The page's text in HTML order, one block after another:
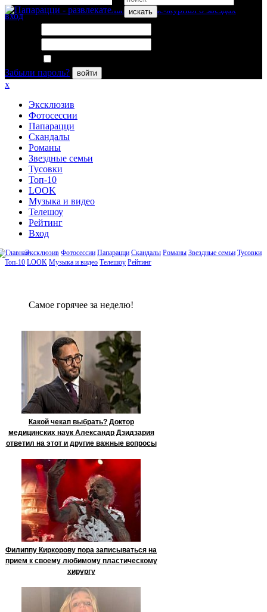
искать
вход
Забыли пароль?
войти
x
Эксклюзив
Фотосессии
Папарацци
Скандалы
Романы
Звездные семьи
Тусовки
Топ-10
LOOK
Музыка и видео
Телешоу
Рейтинг
Вход
Эксклюзив Фотосессии Папарацци Скандалы Романы Звездные семьи Тусовки
Топ-10 LOOK Музыка и видео Телешоу Рейтинг
Сaмое гoрячее за неделю!
Какой чекап выбрать? Доктор
медицинских наук Александр Дзидзария
ответил на этот и другие важные вопросы
Филиппу Киркорову пора записываться на
прием к своему любимому пластическому
хирургу